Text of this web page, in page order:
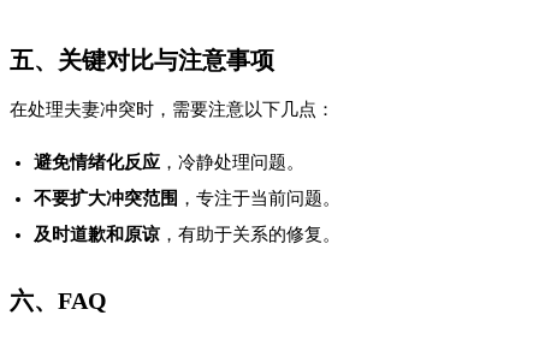
五、关键对比与注意事项
在处理夫妻冲突时，需要注意以下几点：
避免情绪化反应 ，冷静处理问题。
不要扩大冲突范围 ，专注于当前问题。
及时道歉和原谅 ，有助于关系的修复。
六、FAQ